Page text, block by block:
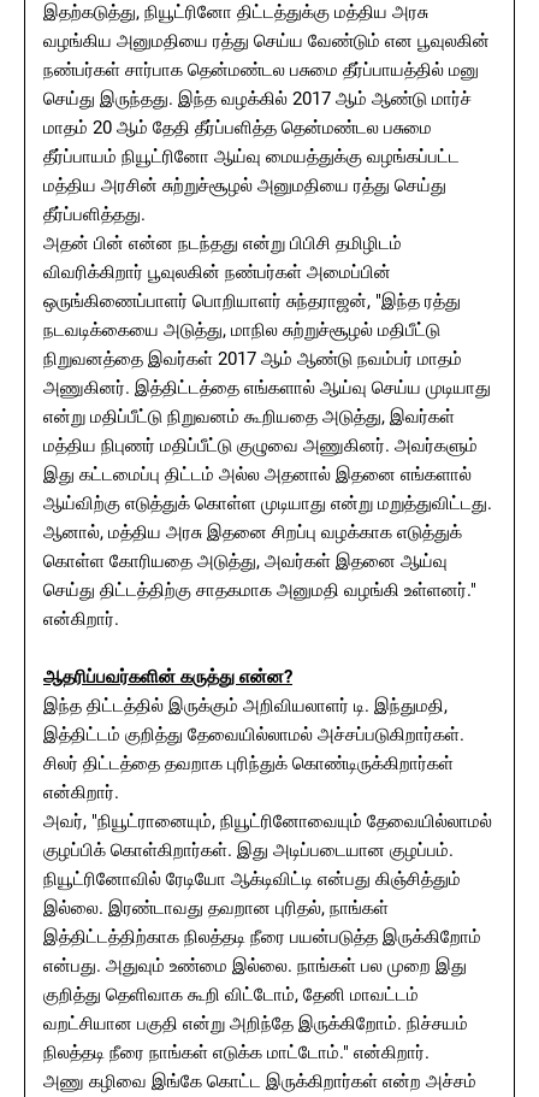
இதற்கடுத்து, நியூட்ரினோ திட்டத்துக்கு மத்திய அரசு
வழங்கிய அனுமதியை ரத்து செய்ய வேண்டும் என பூவுலகின்
நண்பர்கள் சார்பாக தென்மண்டல பசுமை தீர்ப்பாயத்தில் மனு
செய்து இருந்தது. இந்த வழக்கில் 2017 ஆம் ஆண்டு மார்ச்
மாதம் 20 ஆம் தேதி தீர்ப்பளித்த தென்மண்டல பசுமை
தீர்ப்பாயம் நியூட்ரினோ ஆய்வு மையத்துக்கு வழங்கப்பட்ட
மத்திய அரசின் சுற்றுச்சூழல் அனுமதியை ரத்து செய்து
தீர்ப்பளித்தது.
அதன் பின் என்ன நடந்தது என்று பிபிசி தமிழிடம்
விவரிக்கிறார் பூவுலகின் நண்பர்கள் அமைப்பின்
ஒருங்கிணைப்பாளர் பொறியாளர் சுந்தராஜன், "இந்த ரத்து
நடவடிக்கையை அடுத்து, மாநில சுற்றுச்சூழல் மதிபீட்டு
நிறுவனத்தை இவர்கள் 2017 ஆம் ஆண்டு நவம்பர் மாதம்
அணுகினர். இத்திட்டத்தை எங்களால் ஆய்வு செய்ய முடியாது
என்று மதிப்பீட்டு நிறுவனம் கூறியதை அடுத்து, இவர்கள்
மத்திய நிபுணர் மதிப்பீட்டு குழுவை அணுகினர். அவர்களும்
இது கட்டமைப்பு திட்டம் அல்ல அதனால் இதனை எங்களால்
ஆய்விற்கு எடுத்துக் கொள்ள முடியாது என்று மறுத்துவிட்டது.
ஆனால், மத்திய அரசு இதனை சிறப்பு வழக்காக எடுத்துக்
கொள்ள கோரியதை அடுத்து, அவர்கள் இதனை ஆய்வு
செய்து திட்டத்திற்கு சாதகமாக அனுமதி வழங்கி உள்ளனர்."
என்கிறார்.
ஆதரிப்பவர்களின் கருத்து என்ன?
இந்த திட்டத்தில் இருக்கும் அறிவியலாளர் டி. இந்துமதி,
இத்திட்டம் குறித்து தேவையில்லாமல் அச்சப்படுகிறார்கள்.
சிலர் திட்டத்தை தவறாக புரிந்துக் கொண்டிருக்கிறார்கள்
என்கிறார்.
அவர், "நியூட்ரானையும், நியூட்ரினோவையும் தேவையில்லாமல்
குழப்பிக் கொள்கிறார்கள். இது அடிப்படையான குழப்பம்.
நியூட்ரினோவில் ரேடியோ ஆக்டிவிட்டி என்பது கிஞ்சித்தும்
இல்லை. இரண்டாவது தவறான புரிதல், நாங்கள்
இத்திட்டத்திற்காக நிலத்தடி நீரை பயன்படுத்த இருக்கிறோம்
என்பது. அதுவும் உண்மை இல்லை. நாங்கள் பல முறை இது
குறித்து தெளிவாக கூறி விட்டோம், தேனி மாவட்டம்
வறட்சியான பகுதி என்று அறிந்தே இருக்கிறோம். நிச்சயம்
நிலத்தடி நீரை நாங்கள் எடுக்க மாட்டோம்." என்கிறார்.
அணு கழிவை இங்கே கொட்ட இருக்கிறார்கள் என்ற அச்சம்